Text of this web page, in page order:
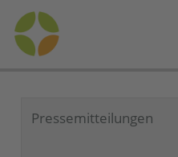
Pressemitteilungen